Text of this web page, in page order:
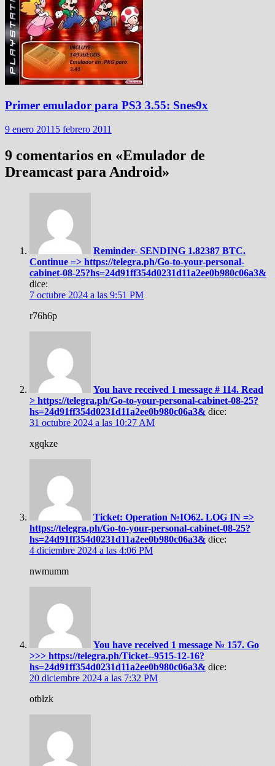
Primer emulador para PS3 3.55: Snes9x
9 enero 2011 5 febrero 2011
9 comentarios en «Emulador de
Dreamcast para Android»
Reminder- SENDING 1.82387 BTC.
Continue => https://telegra.ph/Go-to-your-personal-
cabinet-08-25?hs=24d91ff354d0231d11a2ee0b980c06a3&
dice:
7 octubre 2024 a las 9:51 PM
r76h6p
You have received 1 message # 114. Read
> https://telegra.ph/Go-to-your-personal-cabinet-08-25?
hs=24d91ff354d0231d11a2ee0b980c06a3& dice:
31 octubre 2024 a las 10:27 AM
xgqkze
Ticket: Operation №IO62. LOG IN =>
https://telegra.ph/Go-to-your-personal-cabinet-08-25?
hs=24d91ff354d0231d11a2ee0b980c06a3& dice:
4 diciembre 2024 a las 4:06 PM
nwmumm
You have received 1 message № 157. Go
>>> https://telegra.ph/Ticket--9515-12-16?
hs=24d91ff354d0231d11a2ee0b980c06a3& dice:
20 diciembre 2024 a las 7:32 PM
otblzk